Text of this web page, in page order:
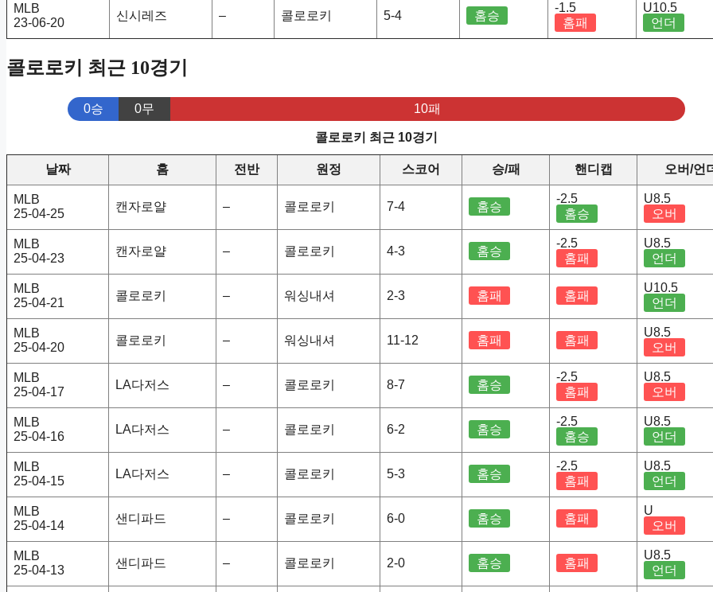
MLB
23-06-20
신시레즈 – 콜로로키 5-4 홈승
-1.5
홈패
U10.5
언더
콜로로키 최근 10경기
0승 0무 10패
콜로로키 최근 10경기
날짜 홈 전반 원정 스코어 승/패 핸디캡 오버/언
MLB
25-04-25
캔자로얄 – 콜로로키 7-4 홈승
-2.5
홈승
U8.5
오버
MLB
25-04-23
캔자로얄 – 콜로로키 4-3 홈승
-2.5
홈패
U8.5
언더
MLB
25-04-21
콜로로키 – 워싱내셔 2-3 홈패 홈패
U10.5
언더
MLB
25-04-20
콜로로키 – 워싱내셔 11-12 홈패 홈패
U8.5
오버
MLB
25-04-17
LA다저스 – 콜로로키 8-7 홈승
-2.5
홈패
U8.5
오버
MLB
25-04-16
LA다저스 – 콜로로키 6-2 홈승
-2.5
홈승
U8.5
언더
MLB
25-04-15
LA다저스 – 콜로로키 5-3 홈승
-2.5
홈패
U8.5
언더
MLB
25-04-14
샌디파드 – 콜로로키 6-0 홈승 홈패
U
오버
MLB
25-04-13
샌디파드 – 콜로로키 2-0 홈승 홈패
U8.5
언더